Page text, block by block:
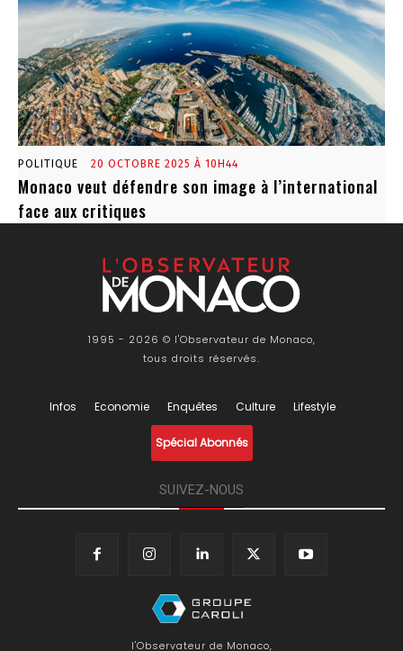
POLITIQUE 20 OCTOBRE 2025 À 10H44
Monaco veut défendre son image à l’international
face aux critiques
1995 - 2026 © l'Observateur de Monaco,
tous droits réservés.
Infos Economie Enquêtes Culture Lifestyle
Spécial Abonnés
SUIVEZ-NOUS
l'Observateur de Monaco,